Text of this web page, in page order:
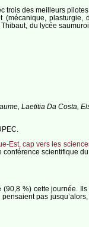
trois des meilleurs
plasturgie,
du lycée
Laetitia Da Costa,
Est, cap vers les
scientifique
%) cette journée.
pas